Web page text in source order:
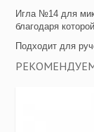
Игла №14 для
благодаря
Подходит для